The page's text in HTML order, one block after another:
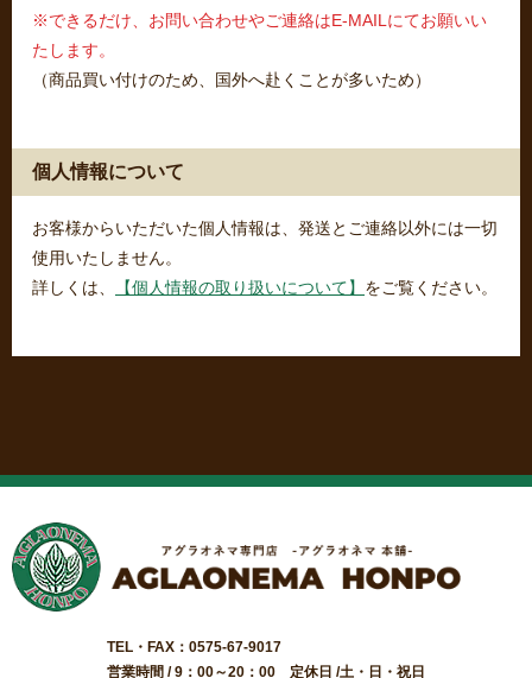
※できるだけ、お問い合わせやご連絡はE-MAILにてお願いい
たします。
（商品買い付けのため、国外へ赴くことが多いため）
個人情報について
お客様からいただいた個人情報は、発送とご連絡以外には一切
使用いたしません。
詳しくは、
【個人情報の取り扱いについて】 をご覧ください。
TEL・FAX：0575-67-9017
営業時間 / 9：00～20：00 定休日 /土・日・祝日